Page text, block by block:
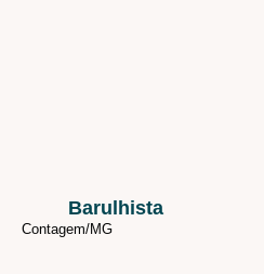
Barulhista
Contagem/MG